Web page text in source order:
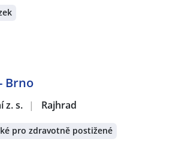
Brno
z. s. | Rajhrad
pro zdravotně postižené